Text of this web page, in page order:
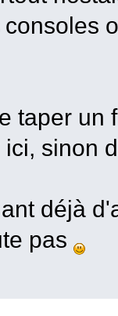
taper un
sinon
déjà
pas